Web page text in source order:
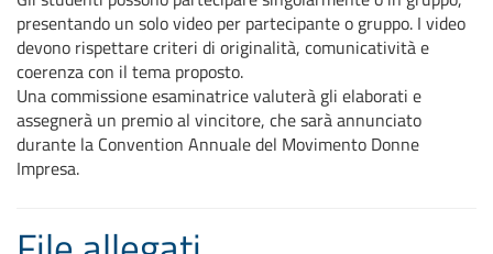
presentando un solo video per partecipante o gruppo. I video
devono rispettare criteri di originalità, comunicatività e
coerenza con il tema proposto.
Una commissione esaminatrice valuterà gli elaborati e
assegnerà un premio al vincitore, che sarà annunciato
durante la Convention Annuale del Movimento Donne
Impresa.